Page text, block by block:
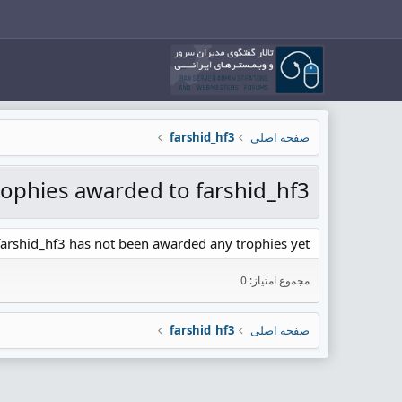
صفحه اصلی farshid_hf3
awarded to farshid_hf3
has not been awarded any trophies yet.
مجموع امتیاز: 0
صفحه اصلی farshid_hf3